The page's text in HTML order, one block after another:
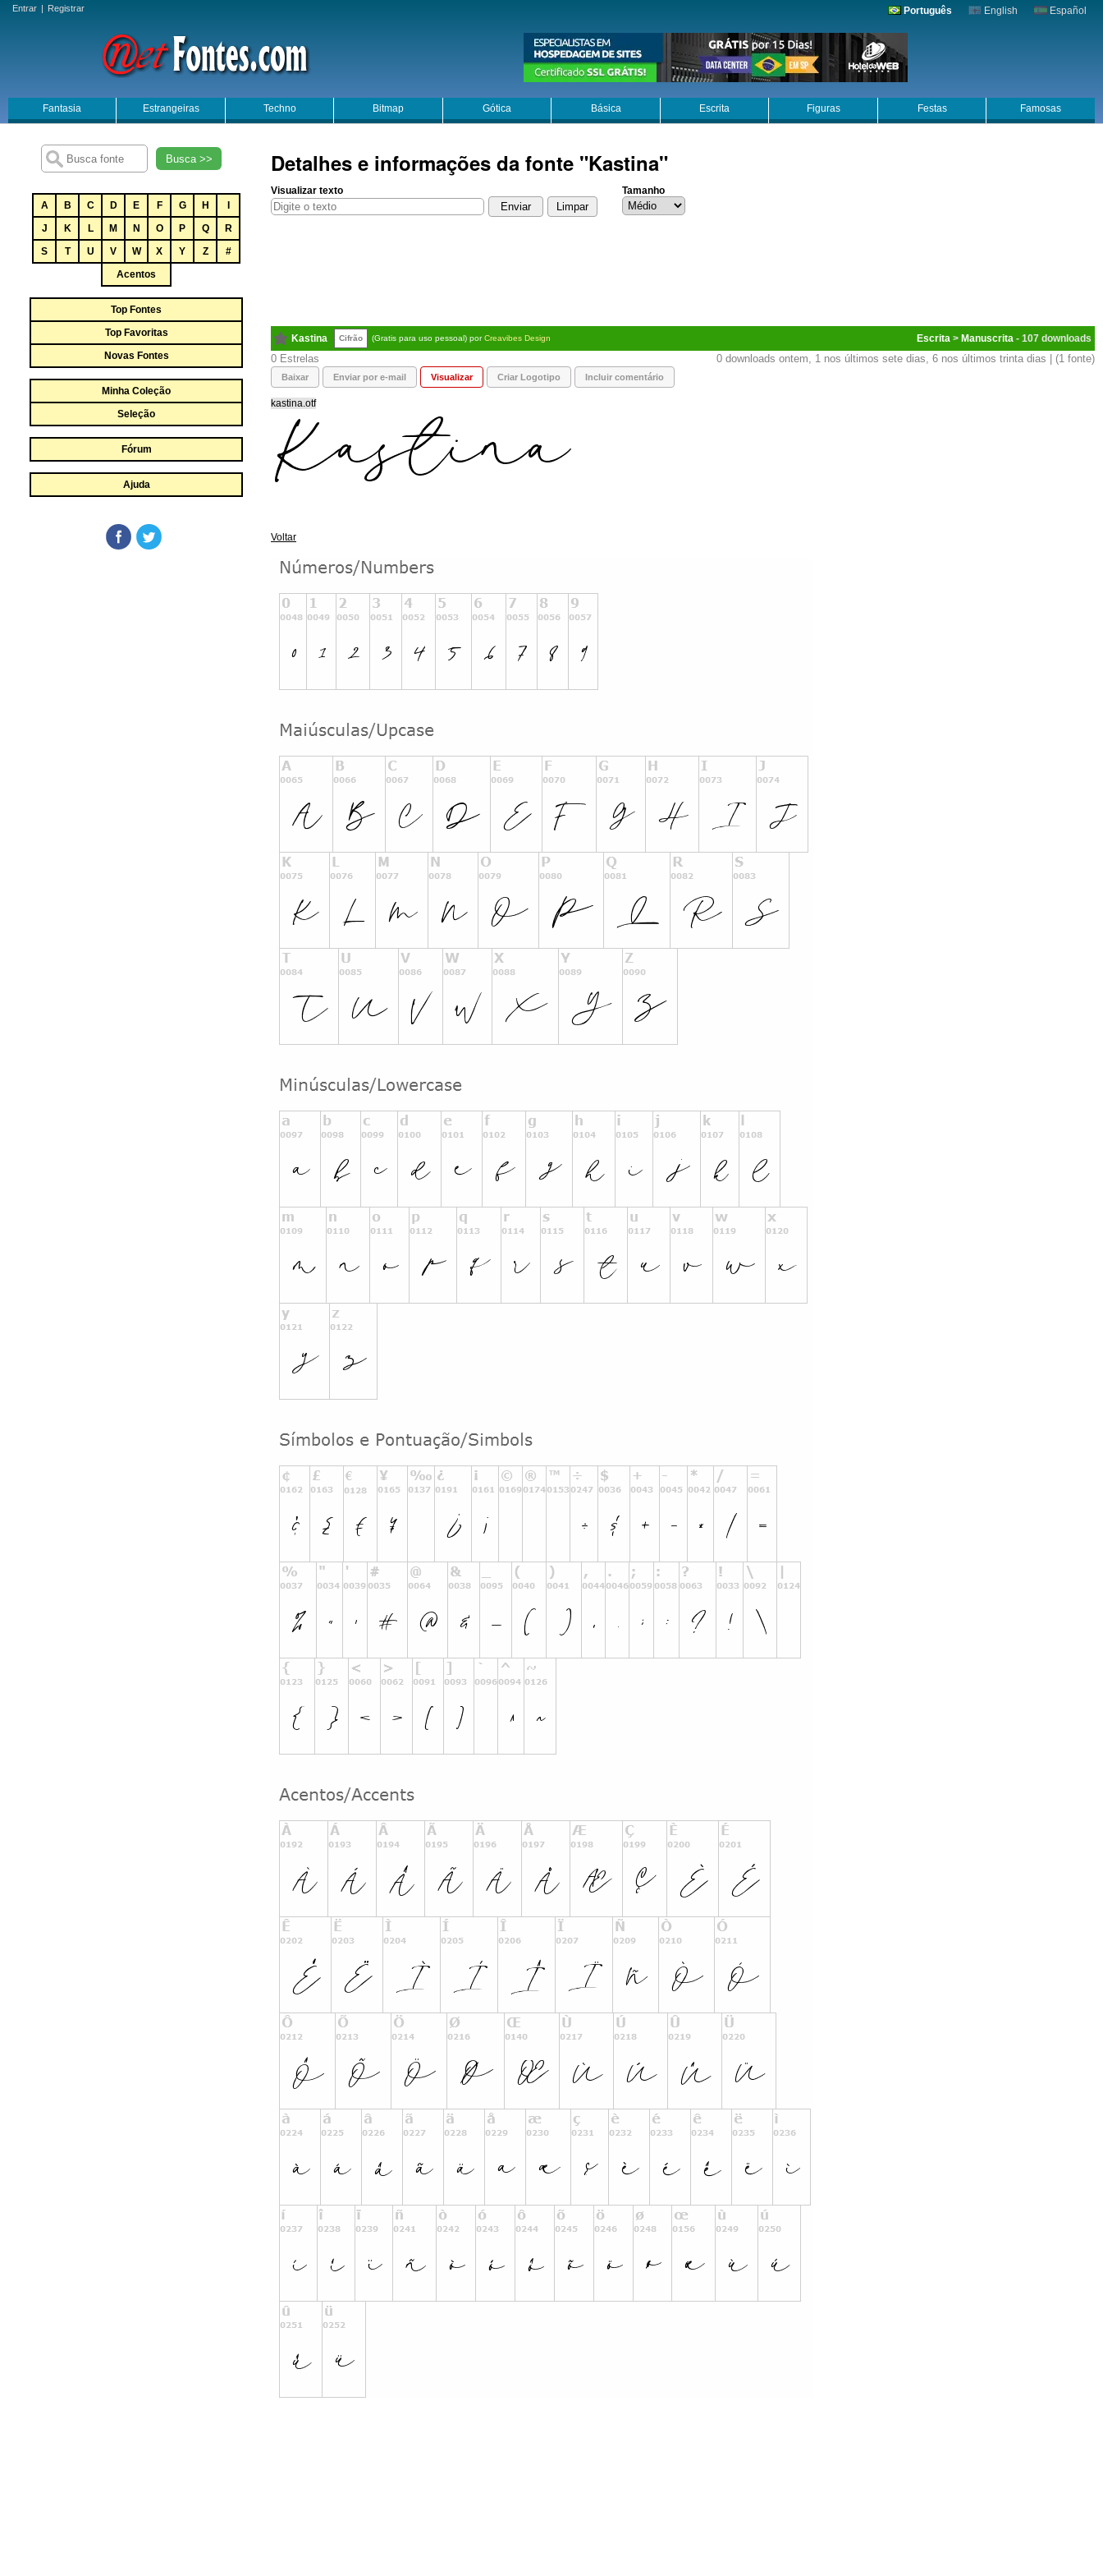
Entrar | Registrar Português English Español
Fantasia Estrangeiras Techno Bitmap Gótica Básica Escrita Figuras Festas Famosas
Busca >>
A B C D E F G H
J
K L M N O P Q
R
S
T U V W X Y Z
#
Acentos
Top Fontes
Top Favoritas
Novas Fontes
Minha Coleção
Seleção
Fórum
Ajuda
Detalhes e informações da fonte "Kastina"
Visualizar texto Tamanho
Kastina Cifrão (Gratis para uso pessoal) porCreavibes Design Escrita > Manuscrita - 107
0 0 downloads ontem, 1 nos últimos sete dias, 6 nos últimos trinta dias | (1 fonte)
Baixar Enviar por e-mail Visualizar Criar Logotipo Incluir comentário
kastina.otf
Voltar